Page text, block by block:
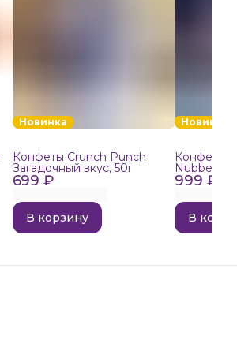
Новинка
699 ₽
Конфеты Crunch Punch
Загадочный вкус, 50г
В корзину
Новинка
999 ₽
Конфеты
Nubbee
В